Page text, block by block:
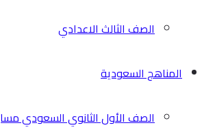
الصف الثالث الاعدادي
المناهج السعودية
الصف الأول الثانوي السعودي مسارات